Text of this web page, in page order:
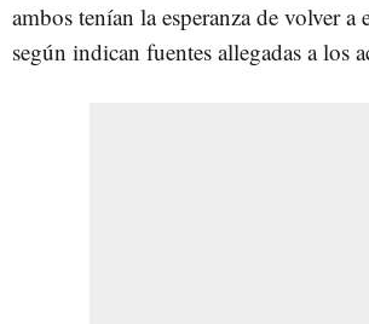
ambos tenían la esperanza de volver a
según indican fuentes allegadas a los